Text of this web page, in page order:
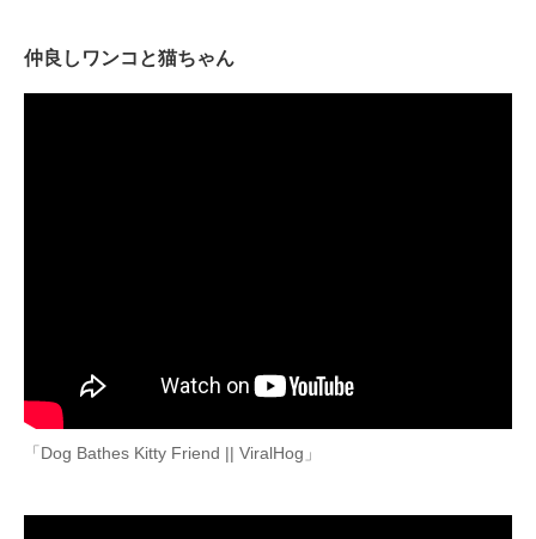
仲良しワンコと猫ちゃん
「Dog Bathes Kitty Friend || ViralHog」